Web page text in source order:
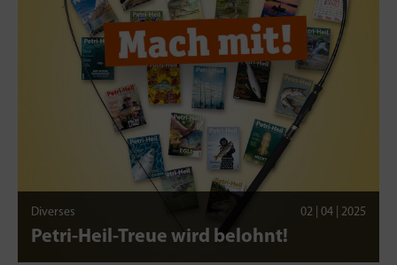
Diverses 02 | 04 | 2025
Petri-Heil-Treue wird belohnt!